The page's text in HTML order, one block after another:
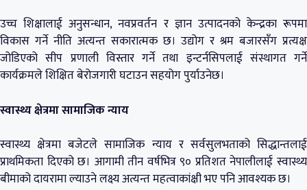
उच्च शिक्षालाई अनुसन्धान, नवप्रवर्तन र ज्ञान उत्पादनको केन्द्रका रूपमा
विकास गर्ने नीति अत्यन्त सकारात्मक छ। उद्योग र श्रम बजारसँग प्रत्यक्ष
जोडिएको सीप प्रणाली विस्तार गर्ने तथा इन्टर्नसिपलाई संस्थागत गर्ने
कार्यक्रमले शिक्षित बेरोजगारी घटाउन सहयोग पुर्याउनेछ।
स्वास्थ्य क्षेत्रमा सामाजिक न्याय
स्वास्थ्य क्षेत्रमा बजेटले सामाजिक न्याय र सर्वसुलभताको सिद्धान्तलाई
प्राथमिकता दिएको छ। आगामी तीन वर्षभित्र ९० प्रतिशत नेपालीलाई स्वास्थ्य
बीमाको दायरामा ल्याउने लक्ष्य अत्यन्त महत्वाकांक्षी भए पनि आवश्यक छ।